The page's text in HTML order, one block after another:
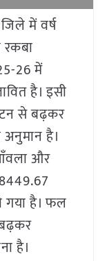
में वर्ष
26 में
है। इसी
टन से बढ़कर
है।
और
गया है। फल
है।